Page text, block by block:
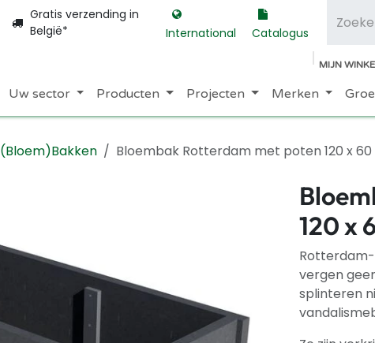
Gratis verzending in
België*
International Catalogus
MIJN
Uw sector Producten Projecten Merken
(Bloem)Bakken Bloembak Rotterdam met poten 120 x
120 x
vergen
splinteren